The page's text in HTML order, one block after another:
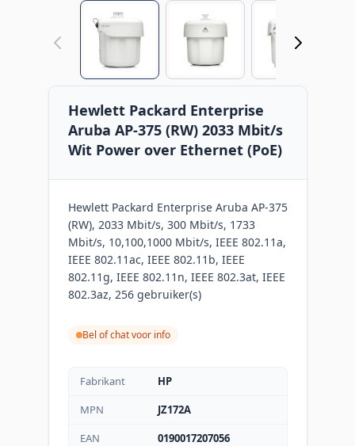
View larger imageView larger image
Hewlett Packard Enterprise
Aruba AP-375 (RW) 2033 Mbit/s
Wit Power over Ethernet (PoE)
Hewlett Packard Enterprise Aruba AP-375
(RW), 2033 Mbit/s, 300 Mbit/s, 1733
Mbit/s, 10,100,1000 Mbit/s, IEEE 802.11a,
IEEE 802.11ac, IEEE 802.11b, IEEE
802.11g, IEEE 802.11n, IEEE 802.3at, IEEE
802.3az, 256 gebruiker(s)
Bel of chat voor info
Fabrikant
HP
MPN
JZ172A
EAN
0190017207056